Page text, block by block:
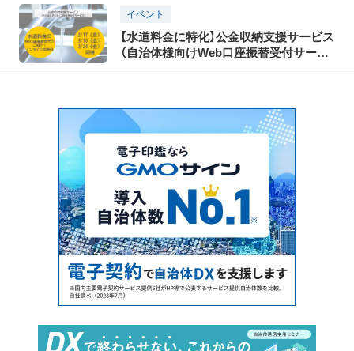
イベント
【水道料金に特化】公金収納支援サービス
（自治体様向けWeb口座振替受付サービ